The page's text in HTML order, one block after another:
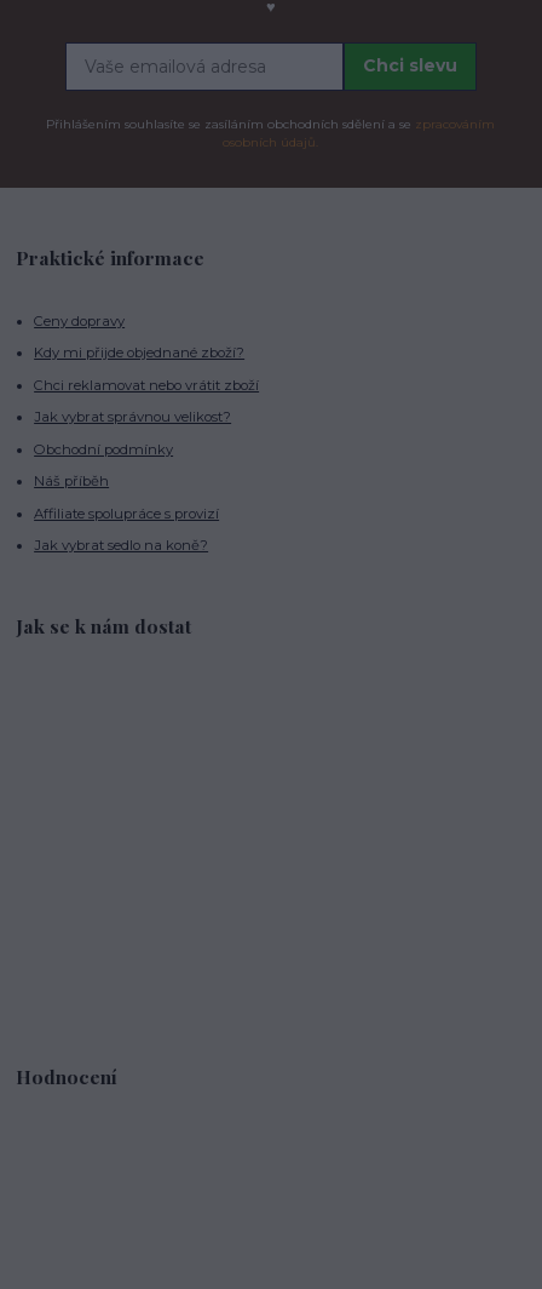
♥
Chci slevu
Přihlášením souhlasíte se zasíláním obchodních sdělení a se zpracováním
osobních údajů.
Praktické informace
Ceny dopravy
Kdy mi přijde objednané zboží?
Chci reklamovat nebo vrátit zboží
Jak vybrat správnou velikost?
Obchodní podmínky
Náš příběh
Affiliate spolupráce s provizí
Jak vybrat sedlo na koně?
Jak se k nám dostat
Hodnocení